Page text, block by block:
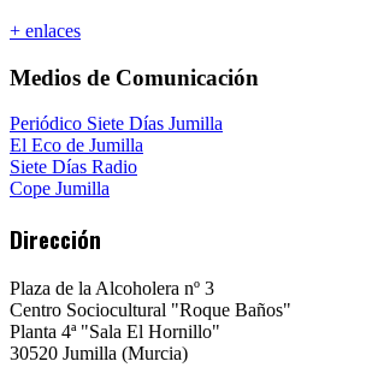
+ enlaces
Medios de Comunicación
Periódico Siete Días Jumilla
El Eco de Jumilla
Siete Días Radio
Cope Jumilla
Dirección
Plaza de la Alcoholera nº 3
Centro Sociocultural "Roque Baños"
Planta 4ª "Sala El Hornillo"
30520 Jumilla (Murcia)